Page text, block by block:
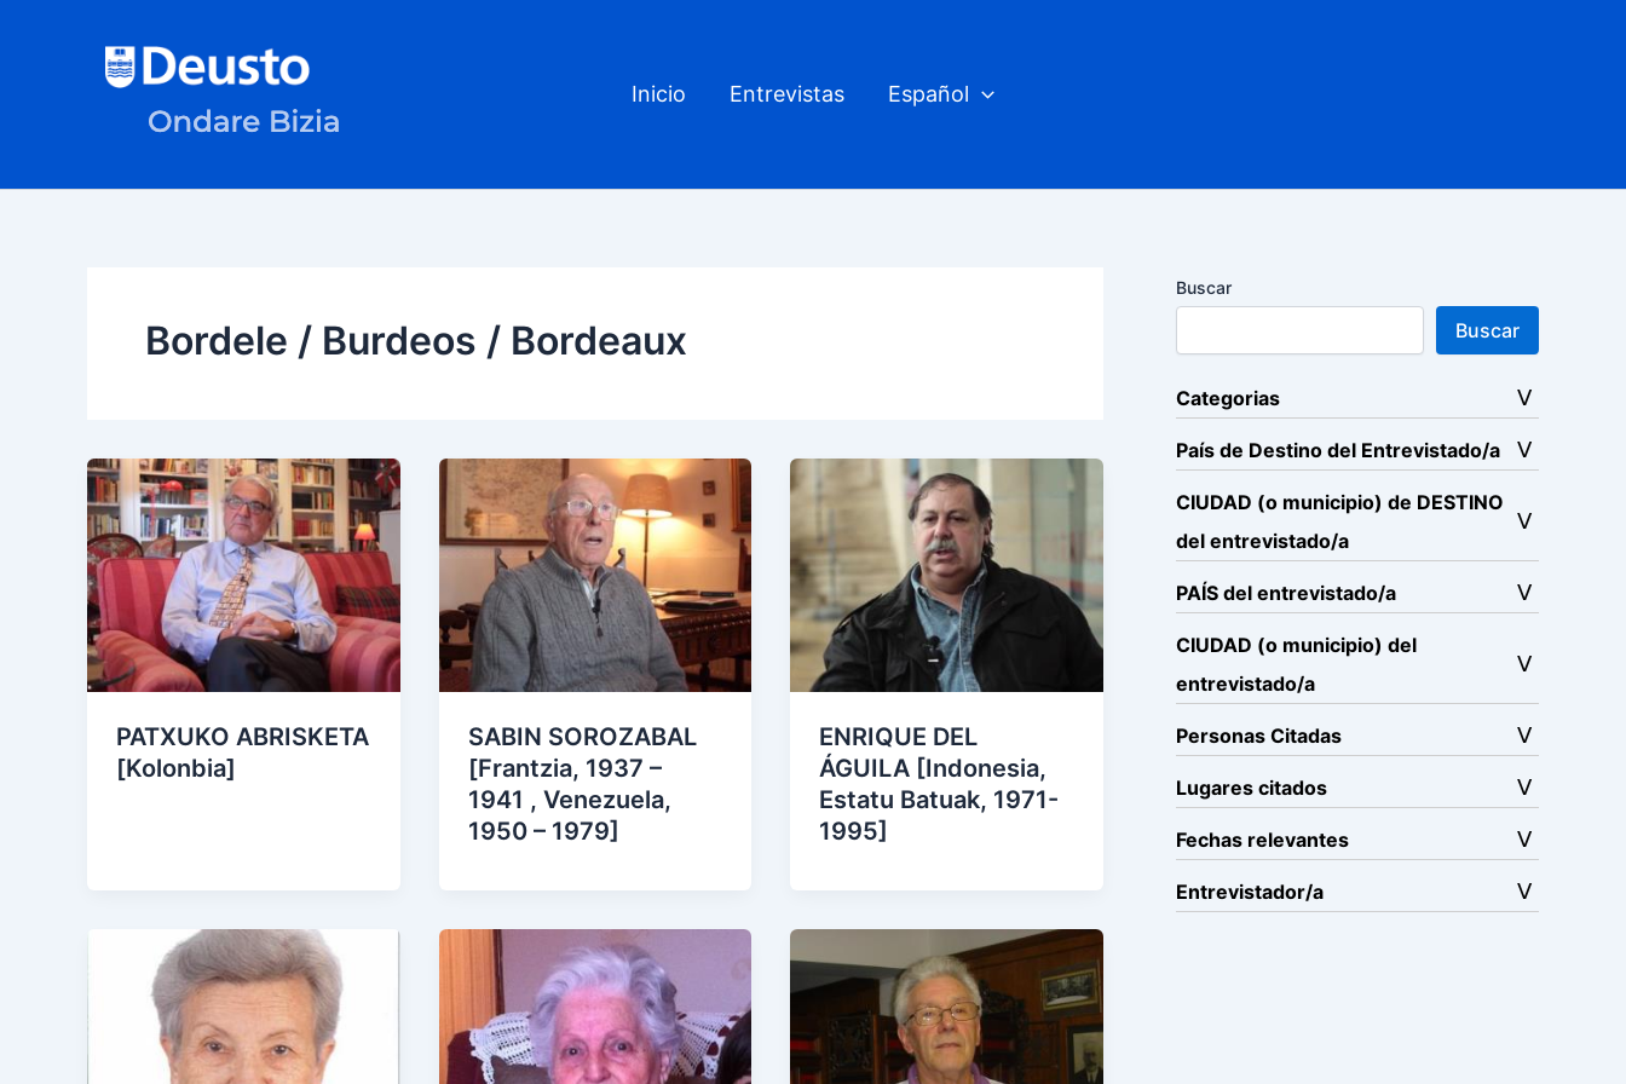
Inicio Entrevistas Español
Bordele / Burdeos / Bordeaux
PATXUKO ABRISKETA
[Kolonbia]
SABIN SOROZABAL
[Frantzia, 1937 –
1941 , Venezuela,
1950 – 1979]
ENRIQUE DEL
ÁGUILA [Indonesia,
Estatu Batuak, 1971-
1995]
Buscar
Buscar
Categorias
País de Destino del Entrevistado/a
CIUDAD (o municipio) de DESTINO
del entrevistado/a
PAÍS del entrevistado/a
CIUDAD (o municipio) del
entrevistado/a
Personas Citadas
Lugares citados
Fechas relevantes
Entrevistador/a